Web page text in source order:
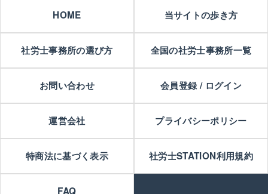
HOME 当サイトの歩き方
社労士事務所の選び方 全国の社労士事務所一覧
お問い合わせ 会員登録 / ログイン
運営会社 プライバシーポリシー
特商法に基づく表示 社労士STATION利用規約
FAQ